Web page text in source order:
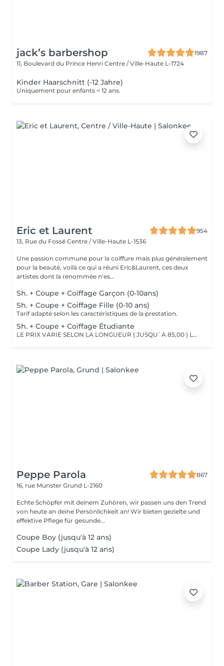
jack’s barbershop
1987
11, Boulevard du Prince Henri Centre / Ville-Haute L-1724
Kinder Haarschnitt (-12 Jahre)
Uniquement pour enfants < 12 ans.
Eric et Laurent
954
13, Rue du Fossé Centre / Ville-Haute L-1536
Une passion commune pour la coiffure mais plus généralement
pour la beauté, voilà ce qui a réuni Eric&Laurent, ces deux
artistes dont la renommée n'es...
Sh. + Coupe + Coiffage Garçon (0-10ans)
Sh. + Coupe + Coiffage Fille (0-10 ans)
Tarif adapté selon les caractéristiques de la prestation.
Sh. + Coupe + Coiffage Étudiante
LE PRIX VARIE SELON LA LONGUEUR ( JUSQU`A 85,00 ) Les remises sont valables uniquement mardi-mercredi-jeudi sur les prestations couleur, toner et balayage (-10%)
Peppe Parola
867
16, rue Munster Grund L-2160
Echte Schöpfer mit deinem Zuhören, wir passen uns den Trend
von heute an deine Persönlichkeit an! Wir bieten gezielte und
effektive Pflege für gesunde...
Coupe Boy (jusqu'à 12 ans)
Coupe Lady (jusqu'à 12 ans)